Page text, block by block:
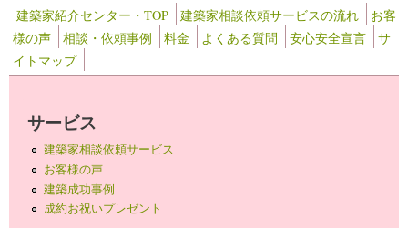
建築家紹介センター・TOP 建築家相談依頼サービスの流れ
お客
様の声
相談・依頼事例 料金 よくある質問 安心安全宣言
サ
イトマップ
サービス
建築家相談依頼サービス
お客様の声
建築成功事例
成約お祝いプレゼント